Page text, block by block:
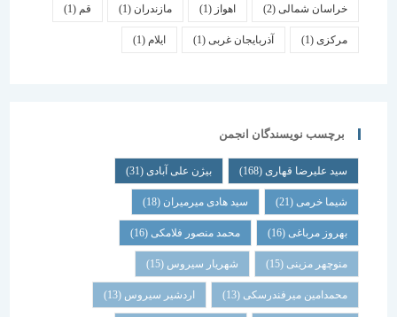
خراسان شمالی(2) اهواز مازندران(1) قم
(1) آذربایجان غربی(1) ایلام
برچسب نویسندگان انجمن
سید علیرضا قهاری(168) بیژن علی آبادی(31)
شیما خرمی(21) سید هادی میرمیران(18)
بهروز مرباغی (16) محمد منصور فلامکی (16)
منوچهر مزینی(15) شهریار سیروس(15)
محمدامین میرفندرسکی(13) اردشیر سیروس(13)